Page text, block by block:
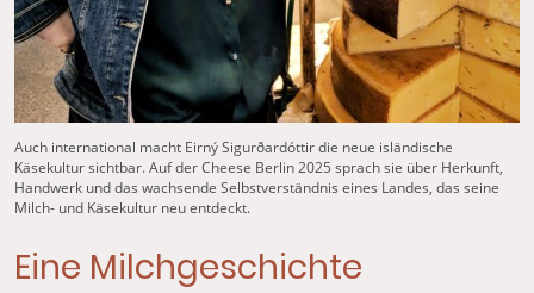
Auch international macht Eirný Sigurðardóttir die neue isländische
Käsekultur sichtbar. Auf der Cheese Berlin 2025 sprach sie über Herkunft,
Handwerk und das wachsende Selbstverständnis eines Landes, das seine
Milch- und Käsekultur neu entdeckt.
Eine Milchgeschichte